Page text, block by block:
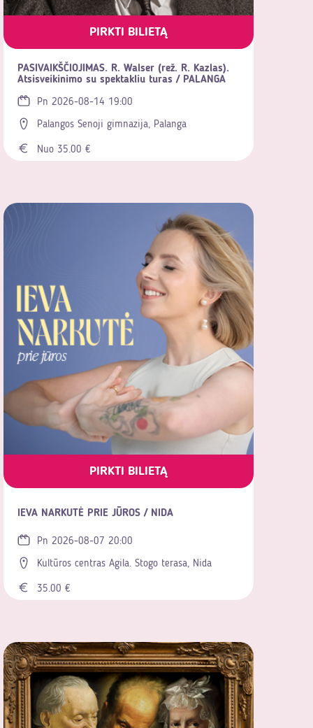
PIRKTI BILIETĄ
PASIVAIKŠČIOJIMAS. R. Walser (rež. R. Kazlas).
Atsisveikinimo su spektakliu turas / PALANGA
Pn 2026-08-14 19:00
Palangos Senoji gimnazija, Palanga
Nuo 35.00 €
PIRKTI BILIETĄ
IEVA NARKUTĖ PRIE JŪROS / NIDA
Pn 2026-08-07 20:00
Kultūros centras Agila. Stogo terasa, Nida
35.00 €